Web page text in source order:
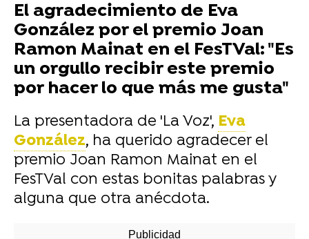
El agradecimiento de Eva
González por el premio Joan
Ramon Mainat en el FesTVal: "Es
un orgullo recibir este premio
por hacer lo que más me gusta"
La presentadora de 'La Voz', Eva
González, ha querido agradecer el
premio Joan Ramon Mainat en el
FesTVal con estas bonitas palabras y
alguna que otra anécdota.